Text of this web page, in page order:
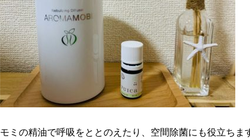
モミの精油で呼吸をととのえたり、空間除菌にも役立ちま